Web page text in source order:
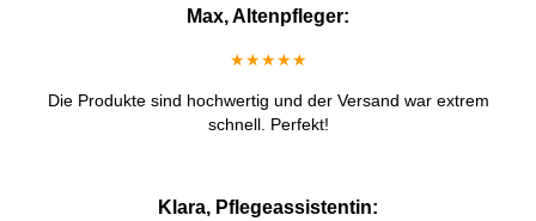
Max, Altenpfleger:
★★★★★
Die Produkte sind hochwertig und der Versand war extrem
schnell. Perfekt!
Klara, Pflegeassistentin: